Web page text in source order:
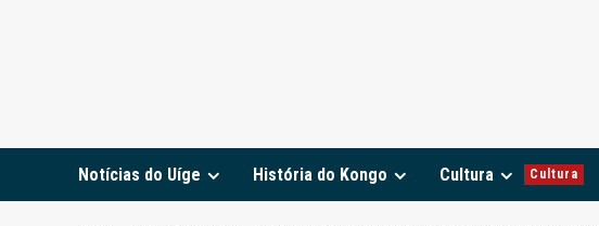
Notícias do Uíge História do Kongo Cultura Cultura